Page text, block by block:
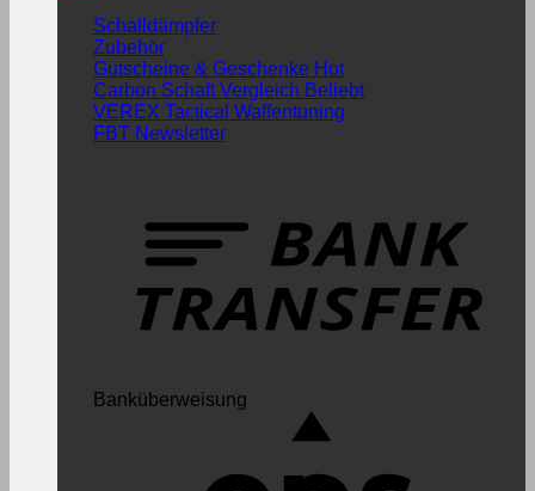
Schalldämpfer
Zubehör
Gutscheine & Geschenke
Carbon Schaft Vergleich
VEREX Tactical Waffentuning
FBT Newsletter
Banküberweisung